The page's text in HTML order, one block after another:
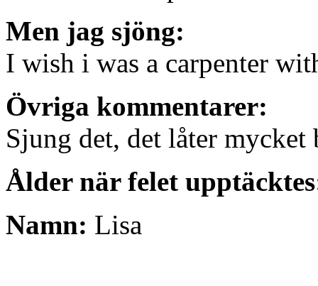
Men jag sjöng:
I wish i was a carpenter
Övriga kommentarer:
Sjung det, det låter
Ålder när felet
Namn: Lisa